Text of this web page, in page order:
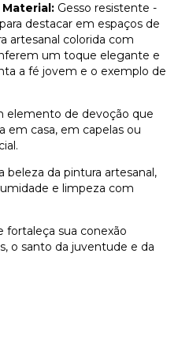
Material: Gesso resistente -
destacar em espaços de
artesanal colorida com
um toque elegante e
a fé jovem e o exemplo de
elemento de devoção que
em casa, em capelas ou
beleza da pintura artesanal,
e limpeza com
fortaleça sua conexão
o santo da juventude e da